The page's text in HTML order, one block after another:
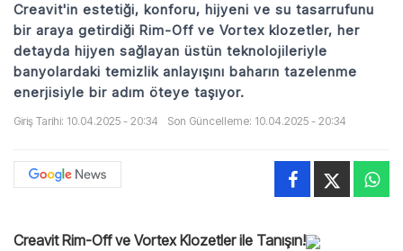
Creavit'in estetiği, konforu, hijyeni ve su tasarrufunu
bir araya getirdiği Rim-Off ve Vortex klozetler, her
detayda hijyen sağlayan üstün teknolojileriyle
banyolardaki temizlik anlayışını baharın tazelenme
enerjisiyle bir adım öteye taşıyor.
Giriş Tarihi: 10.04.2025 - 20:34 Son Güncelleme: 10.04.2025 - 20:34
Creavit Rim-Off ve Vortex Klozetler ile Tanışın!